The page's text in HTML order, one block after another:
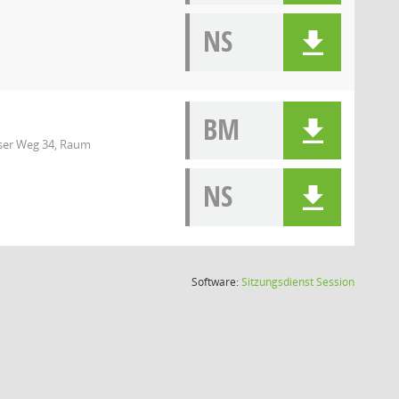
NS
Weg 34, Raum
BM
NS
Software:SitzungsdienstSession(Wird in